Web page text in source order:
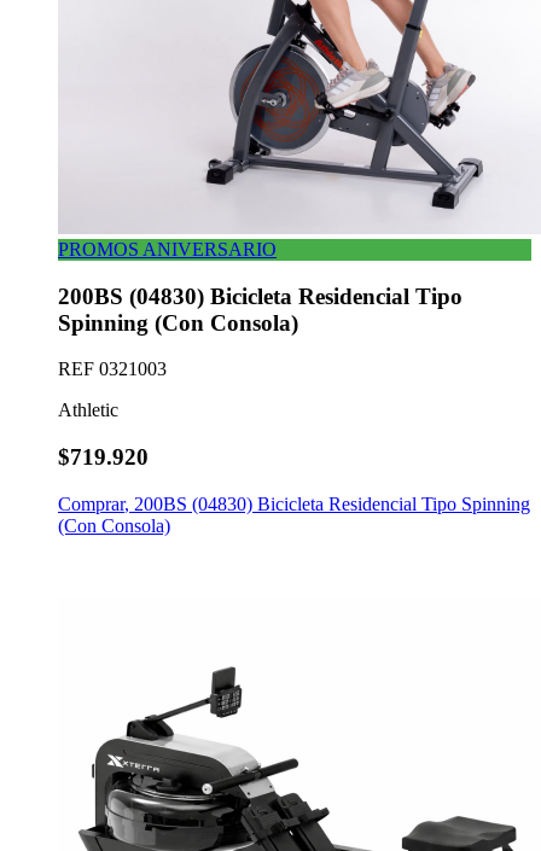
PROMOS ANIVERSARIO
200BS (04830) Bicicleta Residencial Tipo
Spinning (Con Consola)
REF 0321003
Athletic
$719.920
Comprar, 200BS (04830) Bicicleta Residencial Tipo Spinning
(Con Consola)